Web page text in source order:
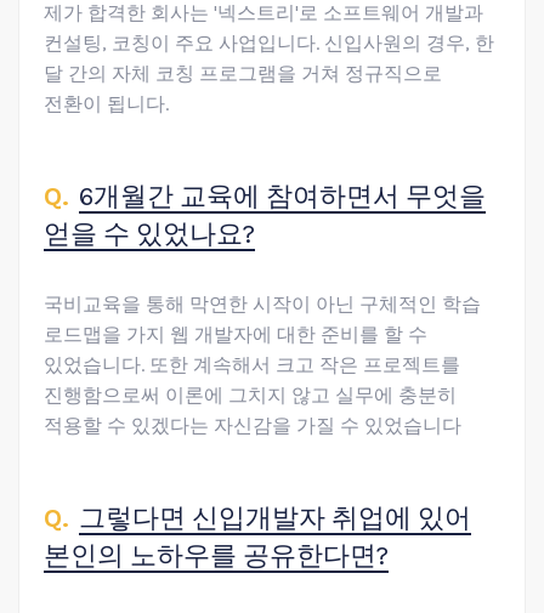
제가 합격한 회사는 '넥스트리'로 소프트웨어 개발과
컨설팅, 코칭이 주요 사업입니다. 신입사원의 경우, 한
달 간의 자체 코칭 프로그램을 거쳐 정규직으로
전환이 됩니다.
6개월간 교육에 참여하면서 무엇을
얻을 수 있었나요?
국비교육을 통해 막연한 시작이 아닌 구체적인 학습
로드맵을 가지 웹 개발자에 대한 준비를 할 수
있었습니다. 또한 계속해서 크고 작은 프로젝트를
진행함으로써 이론에 그치지 않고 실무에 충분히
적용할 수 있겠다는 자신감을 가질 수 있었습니다
그렇다면 신입개발자 취업에 있어
본인의 노하우를 공유한다면?